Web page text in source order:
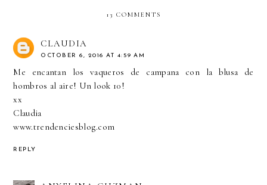
13 COMMENTS
CLAUDIA
OCTOBER 6, 2016 AT 4:59 AM
Me encantan los vaqueros de campana con la blusa de
hombros al aire! Un look 10!
xx
Claudia
www.trendenciesblog.com
REPLY